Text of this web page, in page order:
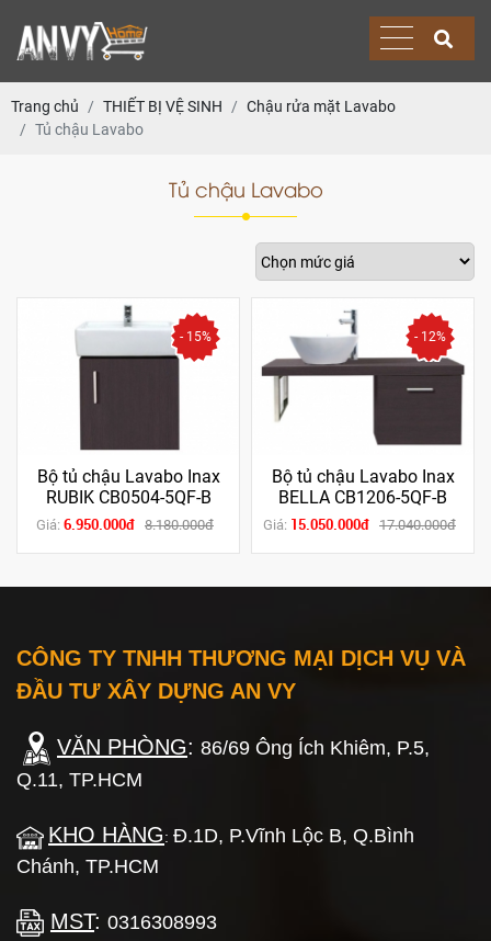
Trang chủ THIẾT BỊ VỆ SINH
Chậu rửa mặt Lavabo
Tủ chậu Lavabo
Tủ chậu Lavabo
- 15%
Bộ tủ chậu Lavabo Inax
RUBIK CB0504-5QF-B
Giá: 6.950.000đ 8.180.000đ
- 12%
Bộ tủ chậu Lavabo Inax
BELLA CB1206-5QF-B
Giá: 15.050.000đ 17.040.000đ
CÔNG TY TNHH THƯƠNG MẠI DỊCH VỤ VÀ
ĐẦU TƯ XÂY DỰNG AN VY
VĂN PHÒNG: 86/69 Ông Ích Khiêm, P.5,
Q.11, TP.HCM
KHO HÀNG: Đ.1D, P.Vĩnh Lộc B, Q.Bình
Chánh, TP.HCM
MST: 0316308993